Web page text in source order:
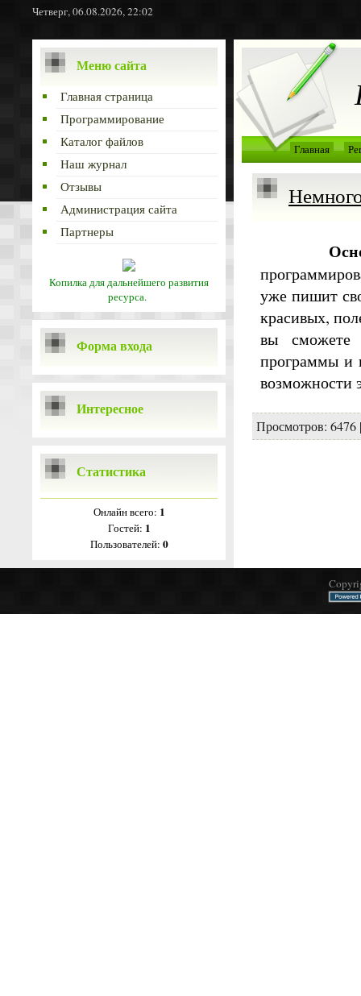
Четверг, 06.08.2026, 22:02
Меню сайта
Главная страница
Программирование
Каталог файлов
Наш журнал
Отзывы
Администрация сайта
Партнеры
Копилка для дальнейшего развития
ресурса.
Форма входа
Интересное
Статистика
Онлайн всего: 1
Гостей: 1
Пользователей: 0
Главная
уже пишит
красивых,
вы сможете
программы и
возможности
Просмотров: 6476